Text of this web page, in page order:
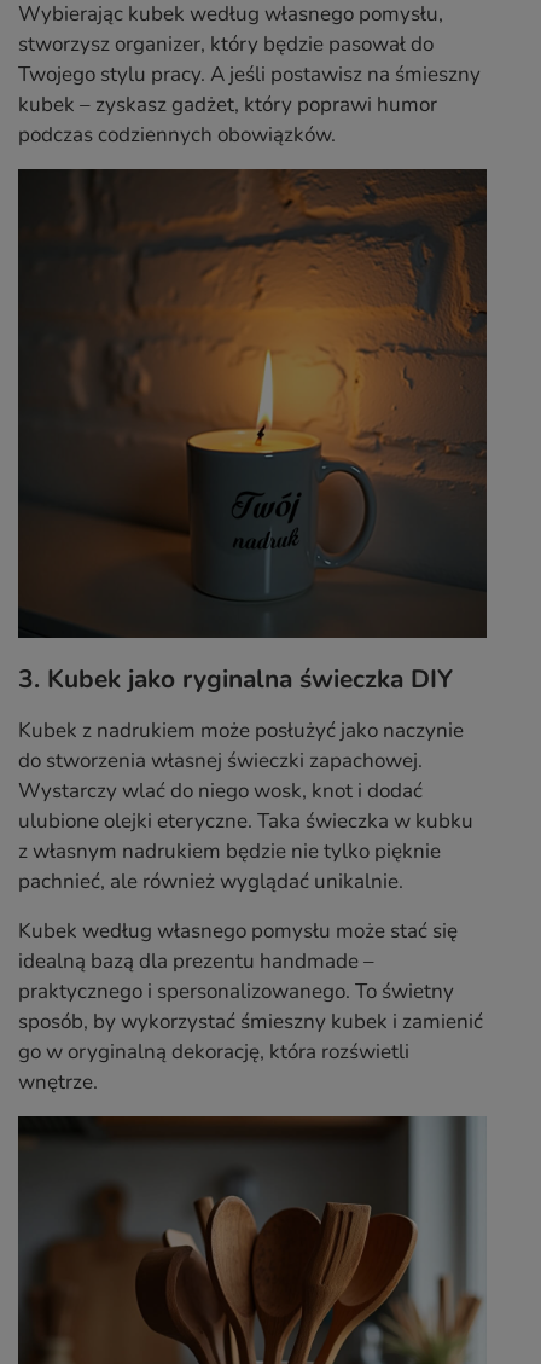
Wybierając kubek według własnego pomysłu,
stworzysz organizer, który będzie pasował do
Twojego stylu pracy. A jeśli postawisz na śmieszny
kubek – zyskasz gadżet, który poprawi humor
podczas codziennych obowiązków.
3. Kubek jako ryginalna świeczka DIY
Kubek z nadrukiem może posłużyć jako naczynie
do stworzenia własnej świeczki zapachowej.
Wystarczy wlać do niego wosk, knot i dodać
ulubione olejki eteryczne. Taka świeczka w kubku
z własnym nadrukiem będzie nie tylko pięknie
pachnieć, ale również wyglądać unikalnie.
Kubek według własnego pomysłu może stać się
idealną bazą dla prezentu handmade –
praktycznego i spersonalizowanego. To świetny
sposób, by wykorzystać śmieszny kubek i zamienić
go w oryginalną dekorację, która rozświetli
wnętrze.